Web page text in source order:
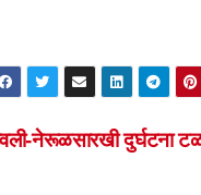
नेरूळसारखी दुर्घटना